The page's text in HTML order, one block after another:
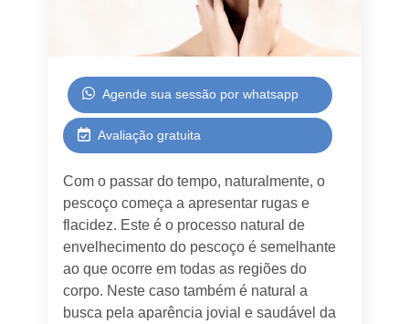
Agende sua sessão por whatsapp
Avaliação gratuita
Com o passar do tempo, naturalmente, o
pescoço começa a apresentar rugas e
flacidez. Este é o processo natural de
envelhecimento do pescoço é semelhante
ao que ocorre em todas as regiões do
corpo. Neste caso também é natural a
busca pela aparência jovial e saudável da